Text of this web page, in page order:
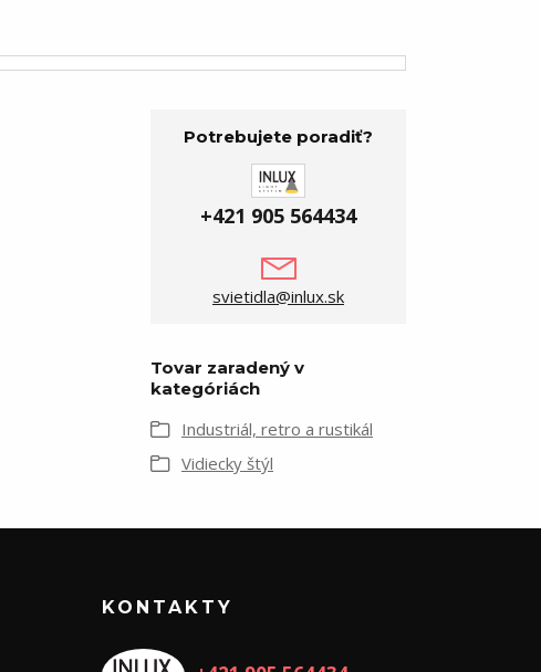
Potrebujete poradiť?
+421 905 564434
svietidla@inlux.sk
Tovar zaradený v
kategóriách
Industriál, retro a rustikál
Vidiecky štýl
KONTAKTY